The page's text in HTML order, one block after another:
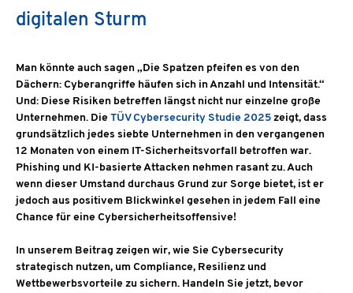
digitalen Sturm
Man könnte auch sagen „Die Spatzen pfeifen es von den
Dächern: Cyberangriffe häufen sich in Anzahl und Intensität.“
Und: Diese Risiken betreffen längst nicht nur einzelne große
Unternehmen. Die TÜV Cybersecurity Studie 2025 zeigt, dass
grundsätzlich jedes siebte Unternehmen in den vergangenen
12 Monaten von einem IT-Sicherheitsvorfall betroffen war.
Phishing und KI-basierte Attacken nehmen rasant zu. Auch
wenn dieser Umstand durchaus Grund zur Sorge bietet, ist er
jedoch aus positivem Blickwinkel gesehen in jedem Fall eine
Chance für eine Cybersicherheitsoffensive!
In unserem Beitrag zeigen wir, wie Sie Cybersecurity
strategisch nutzen, um Compliance, Resilienz und
Wettbewerbsvorteile zu sichern. Handeln Sie jetzt, bevor